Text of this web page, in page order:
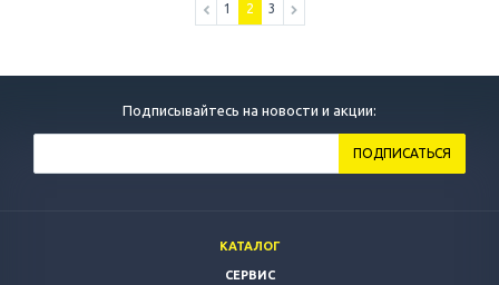
1 2 3
Подписывайтесь на новости и акции:
КАТАЛОГ
СЕРВИС